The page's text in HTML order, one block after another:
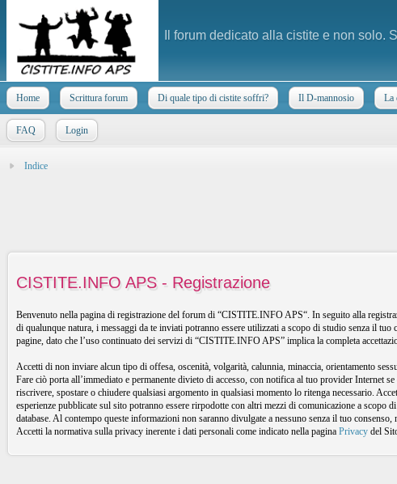
Il forum dedicato alla cistite e non solo.
Home Scrittura forum Di quale tipo di cistite soffri? Il D-mannosio La
FAQ Login
Indice
CISTITE.INFO APS - Registrazione
Benvenuto nella pagina di registrazione del forum di “CISTITE.INFO APS“. In seguito alla
di qualunque natura, i messaggi da te inviati potranno essere utilizzati a scopo di studio senza il
pagine, dato che l’uso continuato dei servizi di “CISTITE.INFO APS” implica la completa
Accetti di non inviare alcun tipo di offesa, oscenità, volgarità, calunnia, minaccia, orientamento
Fare ciò porta all’immediato e permanente divieto di accesso, con notifica al tuo provider
riscrivere, spostare o chiudere qualsiasi argomento in qualsiasi momento lo ritenga necessario.
esperienze pubblicate sul sito potranno essere rirpodotte con altri mezzi di comunicazione a
database. Al contempo queste informazioni non saranno divulgate a nessuno senza il tuo
Accetti la normativa sulla privacy inerente i dati personali come indicato nella pagina Privacy del